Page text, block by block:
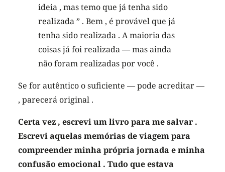
ideia , mas temo que já tenha sido
realizada ” . Bem , é provável que já
tenha sido realizada . A maioria das
coisas já foi realizada — mas ainda
não foram realizadas por você .
Se for autêntico o suficiente — pode acreditar —
, parecerá original .
Certa vez , escrevi um livro para me salvar .
Escrevi aquelas memórias de viagem para
compreender minha própria jornada e minha
confusão emocional . Tudo que estava